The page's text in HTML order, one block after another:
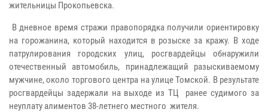
жительницы Прокопьевска.
В дневное время стражи правопорядка получили ориентировку
на горожанина, который находится в розыске за кражу. В ходе
патрулирования городских улиц, росгвардейцы обнаружили
отечественный автомобиль, принадлежащий разыскиваемому
мужчине, около торгового центра на улице Томской. В результате
росгвардейцы задержали на выходе из ТЦ ранее судимого за
неуплату алиментов 38-летнего местного жителя.